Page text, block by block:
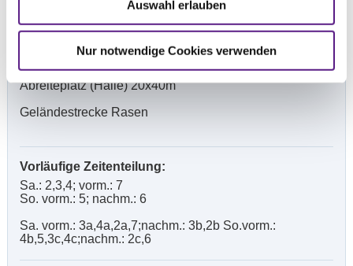
Auswahl erlauben
Nur notwendige Cookies verwenden
Prüfungsplatz Dressur außen 20x60m
Springplatz außen (Sand) 40x75m
Abreiteplatz außen (Sand) 30x75m
Abreiteplatz (Halle) 20x40m
Geländestrecke Rasen
Vorläufige Zeitenteilung:
Sa.: 2,3,4; vorm.: 7
So. vorm.: 5; nachm.: 6
Sa. vorm.: 3a,4a,2a,7;nachm.: 3b,2b So.vorm.:
4b,5,3c,4c;nachm.: 2c,6